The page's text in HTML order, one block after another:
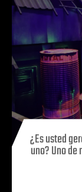
¿Es usted
uno? Uno